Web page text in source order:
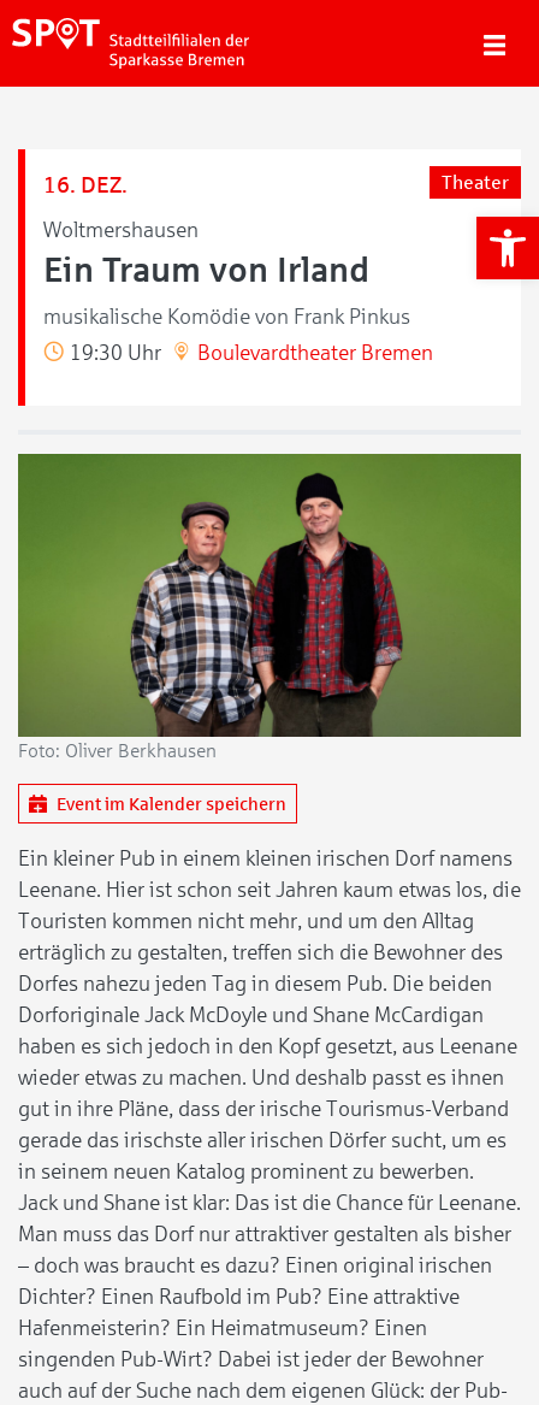
16. DEZ.
Woltmershausen
Theater
Ein Traum von Irland
musikalische Komödie von Frank Pinkus
19:30 Uhr
Boulevardtheater Bremen
Foto: Oliver Berkhausen
Event im Kalender speichern
Ein kleiner Pub in einem kleinen irischen Dorf namens
Leenane. Hier ist schon seit Jahren kaum etwas los, die
Touristen kommen nicht mehr, und um den Alltag
erträglich zu gestalten, treffen sich die Bewohner des
Dorfes nahezu jeden Tag in diesem Pub. Die beiden
Dorforiginale Jack McDoyle und Shane McCardigan
haben es sich jedoch in den Kopf gesetzt, aus Leenane
wieder etwas zu machen. Und deshalb passt es ihnen
gut in ihre Pläne, dass der irische Tourismus-Verband
gerade das irischste aller irischen Dörfer sucht, um es
in seinem neuen Katalog prominent zu bewerben.
Jack und Shane ist klar: Das ist die Chance für Leenane.
Man muss das Dorf nur attraktiver gestalten als bisher
– doch was braucht es dazu? Einen original irischen
Dichter? Einen Raufbold im Pub? Eine attraktive
Hafenmeisterin? Ein Heimatmuseum? Einen
singenden Pub-Wirt? Dabei ist jeder der Bewohner
auch auf der Suche nach dem eigenen Glück: der Pub-